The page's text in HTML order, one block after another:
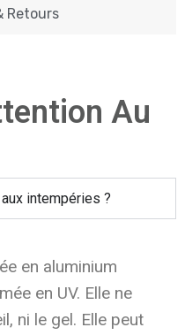
Retours
Au
intempéries ?
en aluminium
en UV. Elle ne
ni le gel. Elle peut